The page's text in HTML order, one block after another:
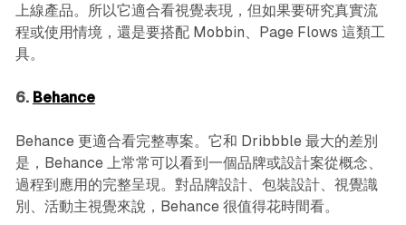
上線產品。所以它適合看視覺表現，但如果要研究真實流
程或使用情境，還是要搭配 Mobbin、Page Flows 這類工
具。
6. Behance
Behance 更適合看完整專案。它和 Dribbble 最大的差別
是，Behance 上常常可以看到一個品牌或設計案從概念、
過程到應用的完整呈現。對品牌設計、包裝設計、視覺識
別、活動主視覺來說，Behance 很值得花時間看。